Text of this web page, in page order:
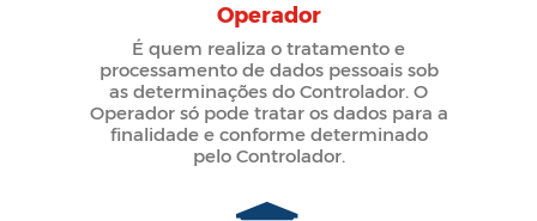
Operador
É quem realiza o tratamento e
processamento de dados pessoais sob
as determinações do Controlador. O
Operador só pode tratar os dados para a
finalidade e conforme determinado
pelo Controlador.